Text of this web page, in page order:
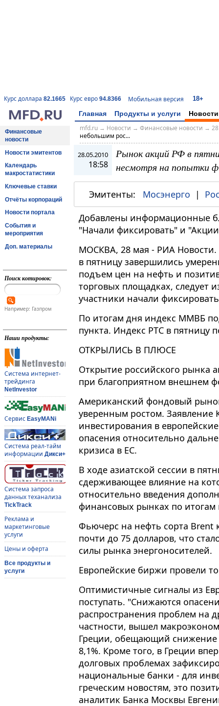
Курс доллара 82.1665 Курс евро 94.8366 Мобильная версия 18+
Главная Продукты и услуги Новости
Финансовые
новости
Новости эмитентов
Календарь
макростатистики
Ключевые ставки
Отчёты корпораций
Новости портала
События и
мероприятия
Доп. материалы
Поиск котировок:
Например: Газпром
Наши продукты:
Система интернет-
трейдинга
NetInvestor
Сервис EasyMANi
Система реал-тайм
информации Дикси+
Система запроса
данных теханализа
TickTrack
Реклама и
маркетинговые
услуги
Цены и оферта
Все продукты и
услуги
mfd.ru→ Новости → Финансовые новости →
небольшим рос...
28.05.2010
18:58
Рынок акций РФ в
несмотря на попытки
Эмитенты: Мосэнерго |
Добавлены информационные
"Начали фиксировать" и
МОСКВА, 28 мая - РИА Новости.
в пятницу завершились
подъем цен на нефть и
торговых площадках, следует
участники начали
По итогам дня индекс ММВБ
пункта. Индекс РТС в пятницу
ОТКРЫЛИСЬ В ПЛЮСЕ
Открытие российского рынка
при благоприятном внешнем
Американский фондовый
уверенным ростом. Заявление
инвестирования в
опасения относительно
кризиса в ЕС.
В ходе азиатской сессии в
сдерживающее влияние на
относительно введения
финансовых рынках по итогам
Фьючерс на нефть сорта Brent
почти до 75 долларов, что
силы рынка энергоносителей.
Европейские биржи провели
Оптимистичные сигналы из
поступать. "Снижаются
распространения проблем на
частности, вышел
Греции, обещающий снижение
8,1%. Кроме того, в Греции
долговых проблемах
национальные банки - для
греческим новостям, это
аналитик Банка Москвы